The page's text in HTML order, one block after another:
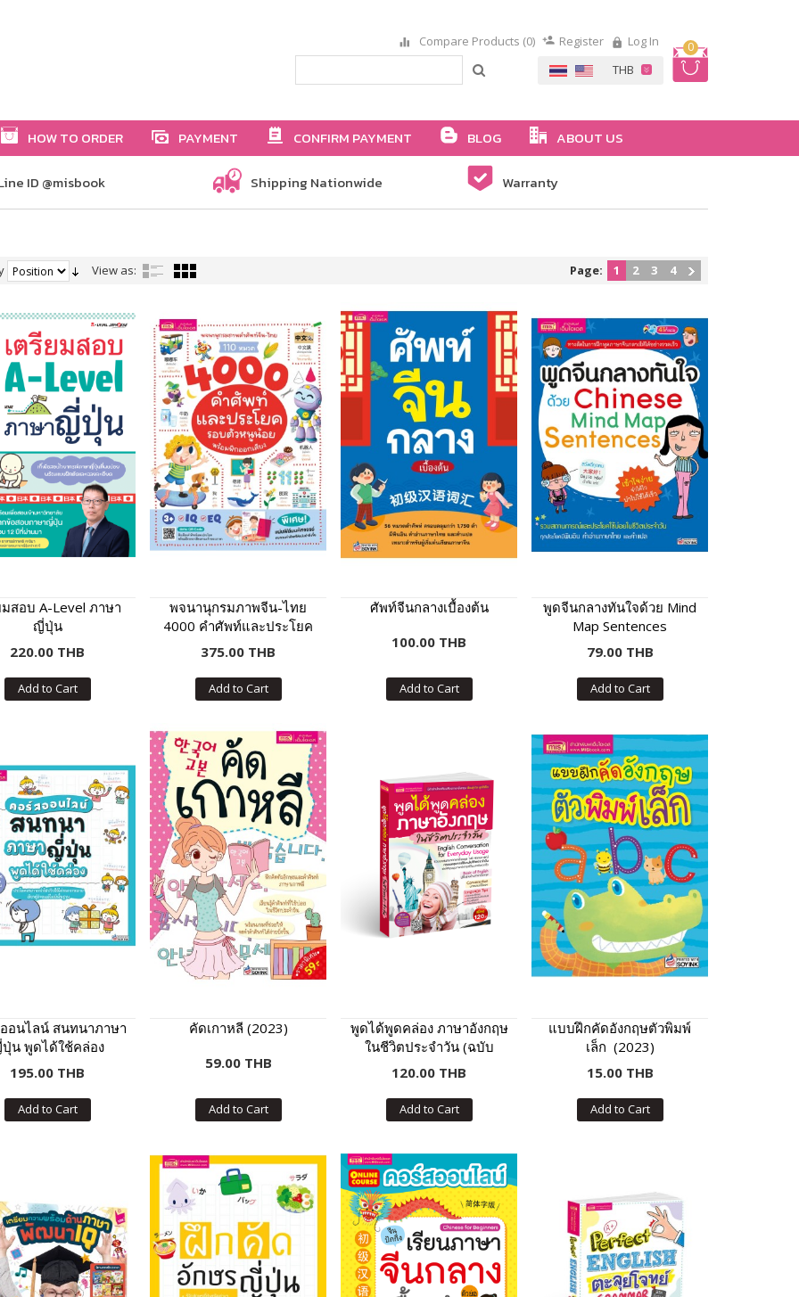
0
Compare Products (0) Register Log In
HOW TO ORDER PAYMENT CONFIRM PAYMENT BLOG ABOUT US
ID @misbook Shipping Nationwide Warranty
View as: Page: 1 2 3 4
มสอบ A-Level ภาษา
ญี่ปุ่น
220.00 THB
Add to Cart
พจนานุกรมภาพจีน-ไทย
4000 คำศัพท์และประโยค
รอบตัวหนูน้อย
375.00 THB
Add to Cart
ศัพท์จีนกลางเบื้องต้น
100.00 THB
Add to Cart
พูดจีนกลางทันใจด้วย Mind
Map Sentences
79.00 THB
Add to Cart
อนไลน์ สนทนาภาษา
น พูดได้ใช้คล่อง
195.00 THB
Add to Cart
คัดเกาหลี (2023)
59.00 THB
Add to Cart
พูดได้พูดคล่อง ภาษาอังกฤษ
ในชีวิตประจำวัน (ฉบับ
ปรับปรุง)
120.00 THB
Add to Cart
แบบฝึกคัดอังกฤษตัวพิมพ์
เล็ก (2023)
15.00 THB
Add to Cart